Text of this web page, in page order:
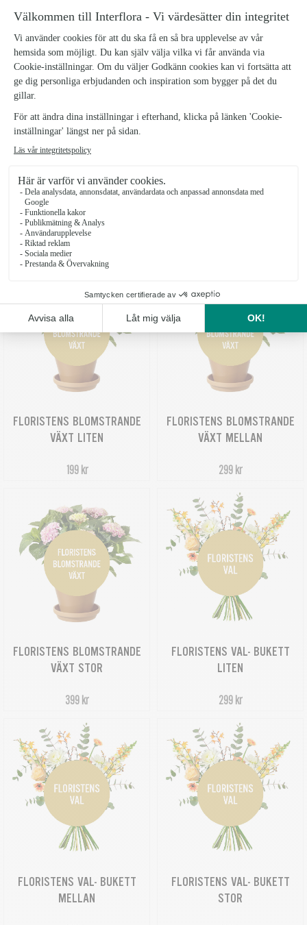
FRIERIKASSEN
Från 1428 kr
ROMANTISKA KASSEN
FLORISTENS BLOMSTRANDE
VÄXT LITEN
199 kr
FLORISTENS BLOMSTRANDE
VÄXT MELLAN
299 kr
FLORISTENS BLOMSTRANDE
VÄXT STOR
399 kr
FLORISTENS VAL- BUKETT
LITEN
299 kr
FLORISTENS VAL- BUKETT
MELLAN
FLORISTENS VAL- BUKETT
STOR